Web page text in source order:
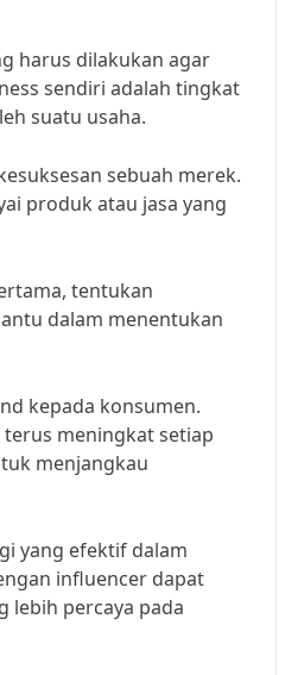
harus dilakukan agar
sendiri adalah tingkat
suatu usaha.
sebuah merek.
produk atau jasa yang
tentukan
dalam menentukan
kepada konsumen.
meningkat setiap
menjangkau
yang efektif dalam
influencer dapat
lebih percaya pada